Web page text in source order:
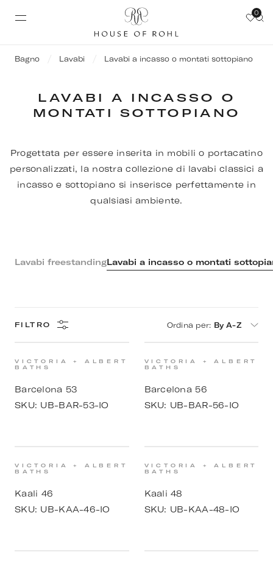
0
Bagno Lavabi Lavabi a incasso o montati sottopiano
LAVABI A INCASSO O
MONTATI SOTTOPIANO
Progettata per essere inserita in mobili o portacatino
personalizzati, la nostra collezione di lavabi classici a
incasso e sottopiano si inserisce perfettamente in
qualsiasi ambiente.
Lavabi freestandingLavabi a incasso o montati
FILTRO Ordina per: By A-Z
VICTORIA + ALBERT
BATHS
Barcelona 53
SKU: UB-BAR-53-IO
VICTORIA + ALBERT
BATHS
Barcelona 56
SKU: UB-BAR-56-IO
VICTORIA + ALBERT
BATHS
Kaali 46
SKU: UB-KAA-46-IO
VICTORIA + ALBERT
BATHS
Kaali 48
SKU: UB-KAA-48-IO